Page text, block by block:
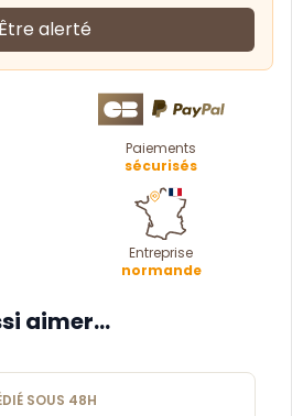
Être alerté
Paiements
sécurisés
Entreprise
normande
aimer...
SOUS 48H